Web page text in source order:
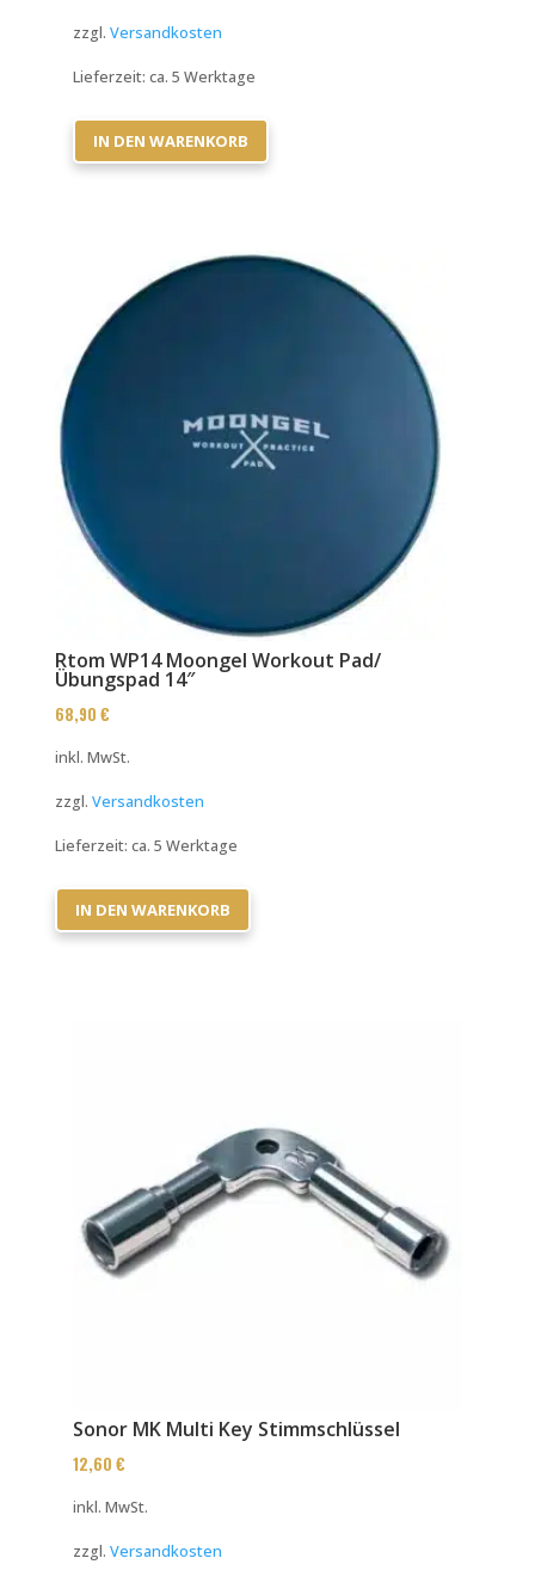
zzgl. Versandkosten
Lieferzeit: ca. 5 Werktage
IN DEN WARENKORB
Rtom WP14 Moongel Workout Pad/
Übungspad 14″
68,90€
inkl. MwSt.
zzgl.Versandkosten
Lieferzeit:ca. 5 Werktage
IN DEN WARENKORB
Sonor MK Multi Key Stimmschlüssel
12,60 €
inkl. MwSt.
zzgl. Versandkosten